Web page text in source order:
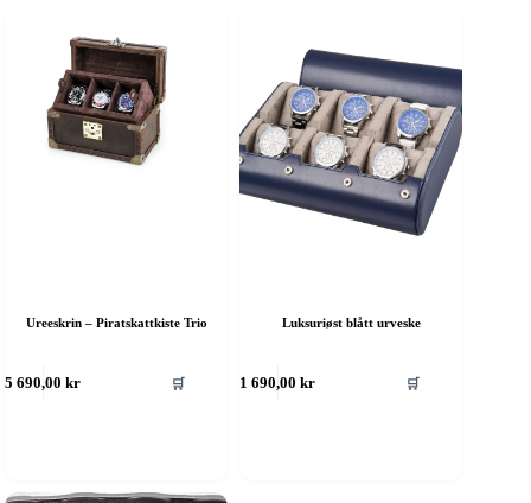
Ureeskrin – Piratskattkiste Trio
5 690,00kr 🛒
Luksuriøst blått urveske
1 690,00kr 🛒